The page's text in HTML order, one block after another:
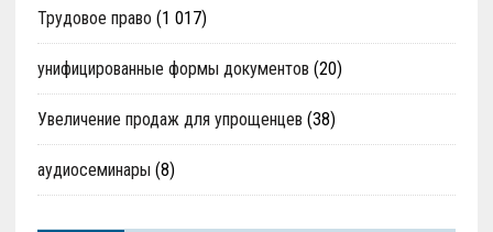
Трудовое право (1 017)
унифицированные формы документов (20)
Увеличение продаж для упрощенцев (38)
аудиосеминары (8)